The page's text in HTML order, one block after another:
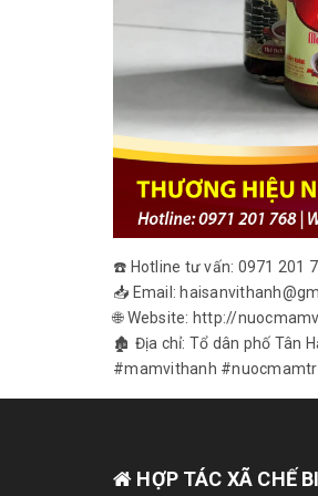
☎️ Hotline tư vấn: 0971 201
📥 Email:
🌐 Website: http://
🏚 Địa chỉ: Tổ dân phố Tân
#mamvithanh
HỢP TÁC XÃ CHẾ